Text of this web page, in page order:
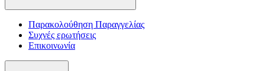
Παρακολούθηση Παραγγελίας
Συχνές ερωτήσεις
Επικοινωνία